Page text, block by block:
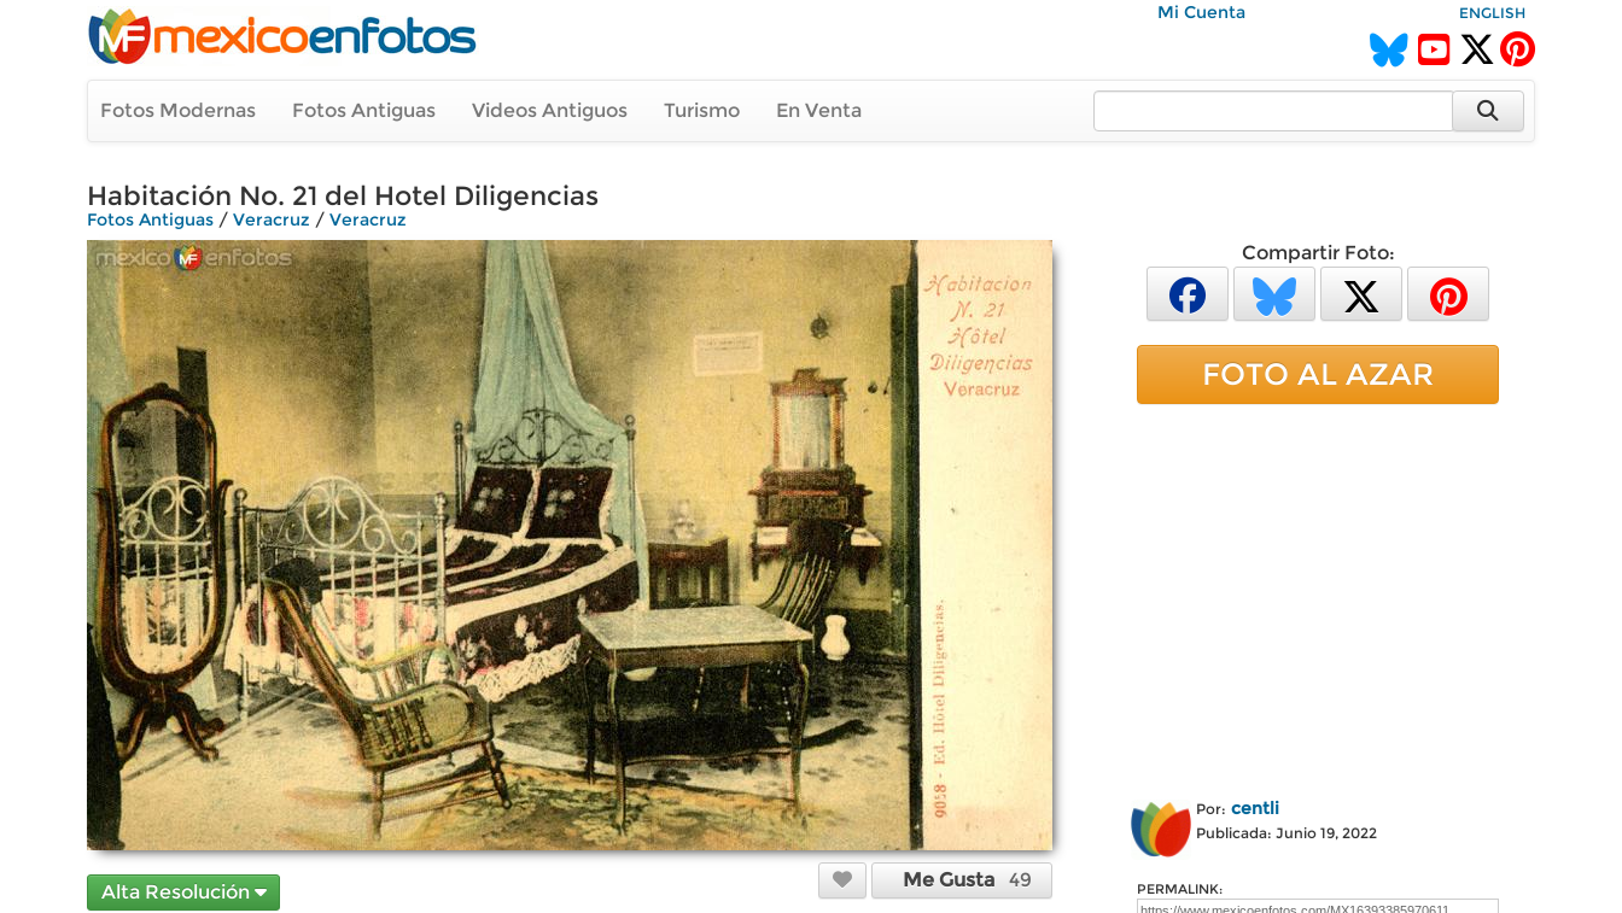
Mi Cuenta ENGLISH
Fotos Modernas Fotos Antiguas Videos Antiguos Turismo En Venta
Habitación No. 21 del Hotel Diligencias
Fotos Antiguas / Veracruz / Veracruz
Alta Resolución
Me Gusta 49
Compartir Foto:
FOTO AL AZAR
Por: centli
Publicada: Junio 19, 2022
PERMALINK: